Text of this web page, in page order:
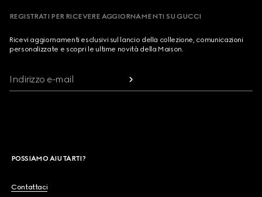
REGISTRATI PER RICEVERE AGGIORNAMENTI SU GUCCI
Ricevi aggiornamenti esclusivi sul lancio della collezione, comunicazioni
personalizzate e scopri le ultime novità della Maison.
Indirizzo e-mail
POSSIAMO AIUTARTI?
Contattaci